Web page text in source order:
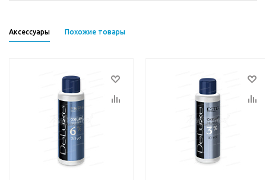
Аксессуары Похожие товары